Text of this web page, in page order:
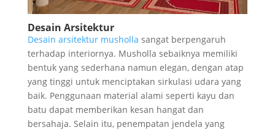
Desain Arsitektur
Desain arsitektur musholla sangat berpengaruh
terhadap interiornya. Musholla sebaiknya memiliki
bentuk yang sederhana namun elegan, dengan atap
yang tinggi untuk menciptakan sirkulasi udara yang
baik. Penggunaan material alami seperti kayu dan
batu dapat memberikan kesan hangat dan
bersahaja. Selain itu, penempatan jendela yang